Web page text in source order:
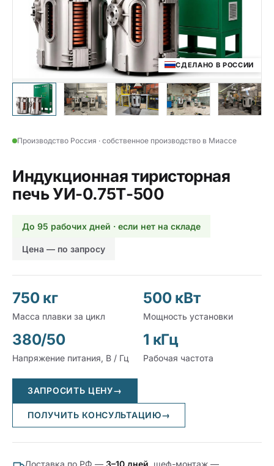
СДЕЛАНО В РОССИИ
Производство Россия · собственное производство в Миассе
Индукционная тиристорная
печь УИ-0.75Т-500
До 95 рабочих дней · если нет на складе
Цена — по запросу
750 кг
Масса плавки за цикл
500 кВт
Мощность установки
380/50
Напряжение питания, В / Гц
1 кГц
Рабочая частота
ЗАПРОСИТЬ ЦЕНУ→
ПОЛУЧИТЬ КОНСУЛЬТАЦИЮ→
Доставка по РФ — 3–10 дней, шеф-монтаж —